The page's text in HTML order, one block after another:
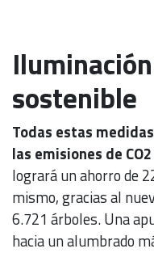
sostenible
Todas estas
las emisiones de
logrará un ahorro de
mismo, gracias al
6.721 árboles. Una
hacia un alumbrado